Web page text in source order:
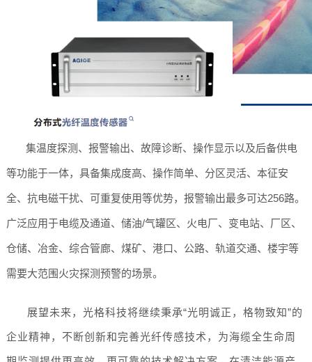
集温度探测、报警输出、故障诊断、操作显示以及后备供电
等功能于一体，具备集成度高、操作简单、分区灵活、本征安
全、抗电磁干扰、可重复使用等优势，报警输出最多可达256路。
广泛应用于电缆及通道、储油/气罐区、火电厂、变电站、厂区、
仓储、冶金、综合管廊、煤矿、港口、公路、轨道交通、楼宇等
需要大范围火灾探测预警的场景。
展望未来，光格科技将继续秉承“光明诚正，格物致知”的
企业精神，不断创新和完善光纤传感技术，为海缆全生命周